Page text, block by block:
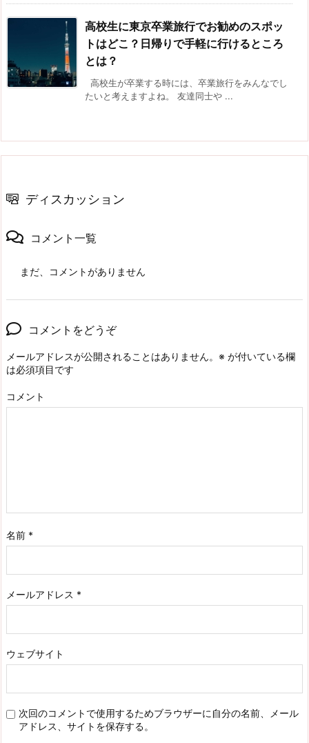
高校生に東京卒業旅行でお勧めのスポッ
トはどこ？日帰りで手軽に行けるところ
とは？
高校生が卒業する時には、卒業旅行をみんなでし
たいと考えますよね。 友達同士や ...
ディスカッション
コメント一覧
まだ、コメントがありません
コメントをどうぞ
メールアドレスが公開されることはありません。 ※ が付いている欄
は必須項目です
コメント
名前 *
メールアドレス *
ウェブサイト
次回のコメントで使用するためブラウザーに自分の名前、メール
アドレス、サイトを保存する。